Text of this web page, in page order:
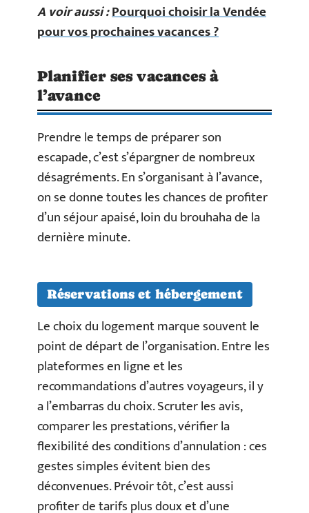
A voir aussi :Pourquoi choisir la Vendée
pour vos prochaines vacances ?
Planifier ses vacances à
l’avance
Prendre le temps de préparer son
escapade, c’est s’épargner de nombreux
désagréments. En s’organisant à l’avance,
on se donne toutes les chances de profiter
d’un séjour apaisé, loin du brouhaha de la
dernière minute.
Réservations et hébergement
Le choix du logement marque souvent le
point de départ de l’organisation. Entre les
plateformes en ligne et les
recommandations d’autres voyageurs, il y
a l’embarras du choix. Scruter les avis,
comparer les prestations, vérifier la
flexibilité des conditions d’annulation : ces
gestes simples évitent bien des
déconvenues. Prévoir tôt, c’est aussi
profiter de tarifs plus doux et d’une